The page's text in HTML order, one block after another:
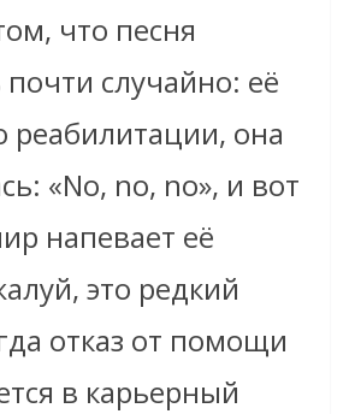
что песня
случайно: её
реабилитации, она
«No, no, no», и вот
напевает её
это редкий
отказ от помощи
в карьерный